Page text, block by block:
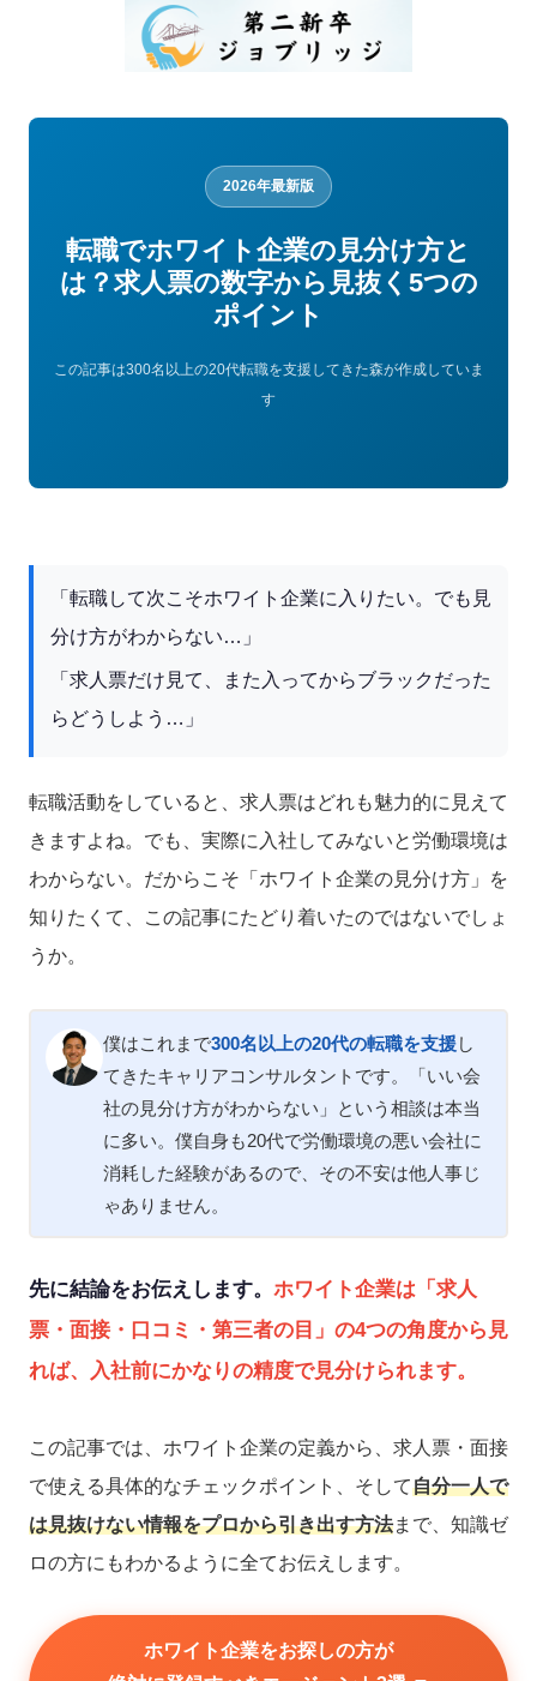
2026年最新版
転職でホワイト企業の見分け方と
は？求人票の数字から見抜く5つの
ポイント
この記事は300名以上の20代転職を支援してきた森が作成していま
す
「転職して次こそホワイト企業に入りたい。でも見
分け方がわからない…」
「求人票だけ見て、また入ってからブラックだった
らどうしよう…」
転職活動をしていると、求人票はどれも魅力的に見えて
きますよね。でも、実際に入社してみないと労働環境は
わからない。だからこそ「ホワイト企業の見分け方」を
知りたくて、この記事にたどり着いたのではないでしょ
うか。
僕はこれまで300名以上の20代の転職を支援し
てきたキャリアコンサルタントです。「いい会
社の見分け方がわからない」という相談は本当
に多い。僕自身も20代で労働環境の悪い会社に
消耗した経験があるので、その不安は他人事じ
ゃありません。
先に結論をお伝えします。 ホワイト企業は「求人
票・面接・口コミ・第三者の目」の4つの角度から見
れば、入社前にかなりの精度で見分けられます。
この記事では、ホワイト企業の定義から、求人票・面接
で使える具体的なチェックポイント、そして自分一人で
は見抜けない情報をプロから引き出す方法まで、知識ゼ
ロの方にもわかるように全てお伝えします。
ホワイト企業をお探しの方が